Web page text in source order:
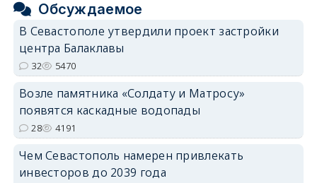
Обсуждаемое
В Севастополе утвердили проект застройки
центра Балаклавы
32 5470
Возле памятника «Солдату и Матросу»
появятся каскадные водопады
28 4191
Чем Севастополь намерен привлекать
инвесторов до 2039 года